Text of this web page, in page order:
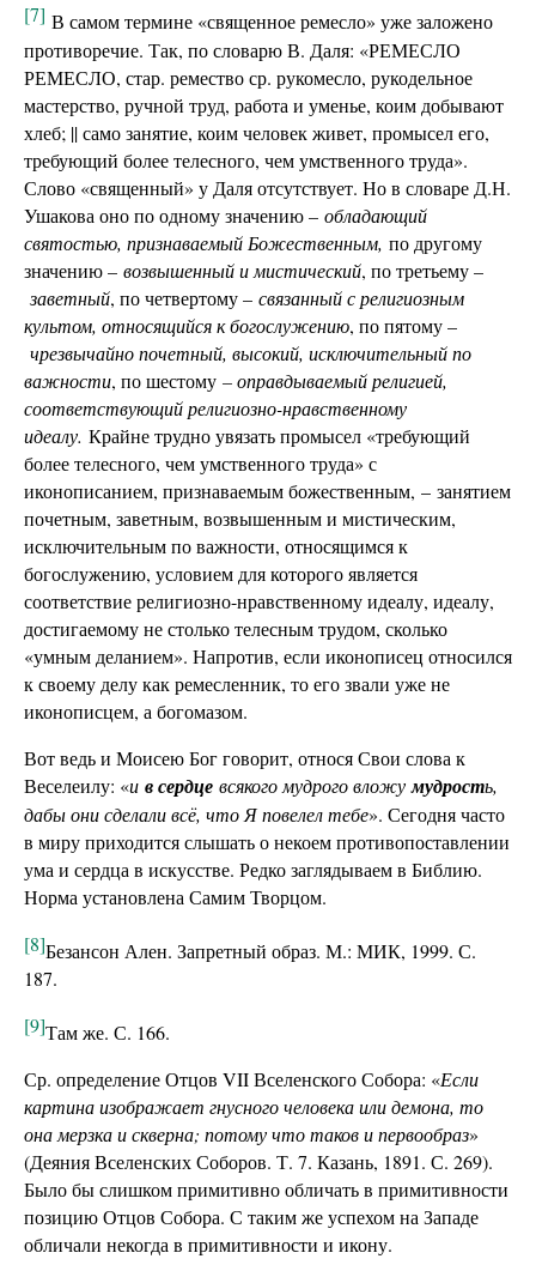
[7] В самом термине «священное ремесло» уже заложено
противоречие. Так, по словарю В. Даля: «РЕМЕСЛО
РЕМЕСЛО, стар. ремество ср. рукомесло, рукодельное
мастерство, ручной труд, работа и уменье, коим добывают
хлеб; || само занятие, коим человек живет, промысел его,
требующий более телесного, чем умственного труда».
Слово «священный» у Даля отсутствует. Но в словаре Д.Н.
Ушакова оно по одному значению – обладающий
святостью, признаваемый Божественным, по другому
значению – возвышенный и мистический, по третьему –
заветный, по четвертому – связанный с религиозным
культом, относящийся к богослужению, по пятому –
чрезвычайно почетный, высокий, исключительный по
важности, по шестому – оправдываемый религией,
соответствующий религиозно-нравственному
идеалу. Крайне трудно увязать промысел «требующий
более телесного, чем умственного труда» с
иконописанием, признаваемым божественным, – занятием
почетным, заветным, возвышенным и мистическим,
исключительным по важности, относящимся к
богослужению, условием для которого является
соответствие религиозно-нравственному идеалу, идеалу,
достигаемому не столько телесным трудом, сколько
«умным деланием». Напротив, если иконописец относился
к своему делу как ремесленник, то его звали уже не
иконописцем, а богомазом.
Вот ведь и Моисею Бог говорит, относя Свои слова к
Веселеилу: «и в сердце всякого мудрого вложумудрость,
дабы они сделали всё, что Я повелел тебе». Сегодня часто
в миру приходится слышать о некоем противопоставлении
ума и сердца в искусстве. Редко заглядываем в Библию.
Норма установлена Самим Творцом.
[8]Безансон Ален. Запретный образ. М.: МИК, 1999. С.
187.
[9]Там же. С. 166.
Ср. определение Отцов VII Вселенского Собора: «Если
картина изображает гнусного человека или демона, то
она мерзка и скверна; потому что таков и первообраз»
(Деяния Вселенских Соборов. Т. 7. Казань, 1891. С. 269).
Было бы слишком примитивно обличать в примитивности
позицию Отцов Собора. С таким же успехом на Западе
обличали некогда в примитивности и икону.